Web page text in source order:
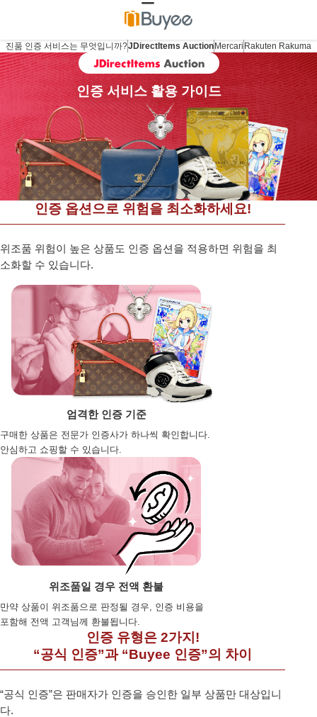
진품 인증 서비스는 무엇입니까?JDirectItems Auction Mercari Rakuten Rakuma
인증 서비스 활용 가이드
인증 옵션으로 위험을 최소화하세요!
위조품 위험이 높은 상품도 인증 옵션을 적용하면 위험을 최
소화할 수 있습니다.
엄격한 인증 기준
구매한 상품은 전문가 인증사가 하나씩 확인합니다.
안심하고 쇼핑할 수 있습니다.
위조품일 경우 전액 환불
만약 상품이 위조품으로 판정될 경우, 인증 비용을
포함해 전액 고객님께 환불됩니다.
인증 유형은 2가지!
“공식 인증”과 “Buyee 인증”의 차이
“공식 인증”은 판매자가 인증을 승인한 일부 상품만 대상입니
다.